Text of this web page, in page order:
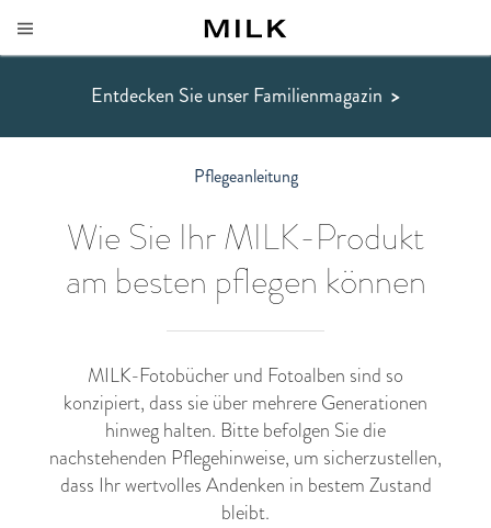
Entdecken Sie unser Familienmagazin >
Pflegeanleitung
Wie Sie Ihr MILK-Produkt
am besten pflegen können
MILK-Fotobücher und Fotoalben sind so
konzipiert, dass sie über mehrere Generationen
hinweg halten. Bitte befolgen Sie die
nachstehenden Pflegehinweise, um sicherzustellen,
dass Ihr wertvolles Andenken in bestem Zustand
bleibt.